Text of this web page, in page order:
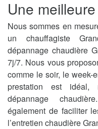
Une
Nous sommes en
un chauffagiste
dépannage chaudière
7j/7. Nous vous
comme le soir, le week-
prestation est idéal,
dépannage
également de faciliter
l’entretien chaudière